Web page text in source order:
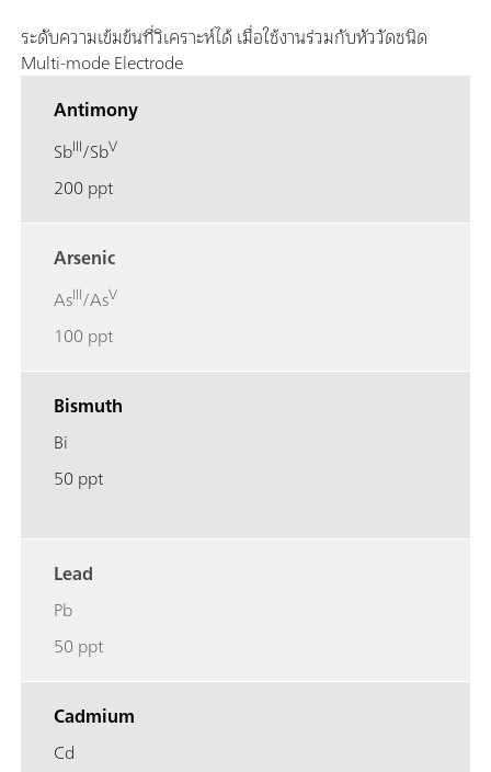
ระดับความเข้มข้นที่วิเคราะห์ได้ เมื่อใช้งานร่วมกับหัววัดชนิด
Multi-mode Electrode
Antimony
SbIII/SbV
200 ppt
Arsenic
AsIII/AsV
100 ppt
Bismuth
Bi
50 ppt
Lead
Pb
50 ppt
Cadmium
Cd